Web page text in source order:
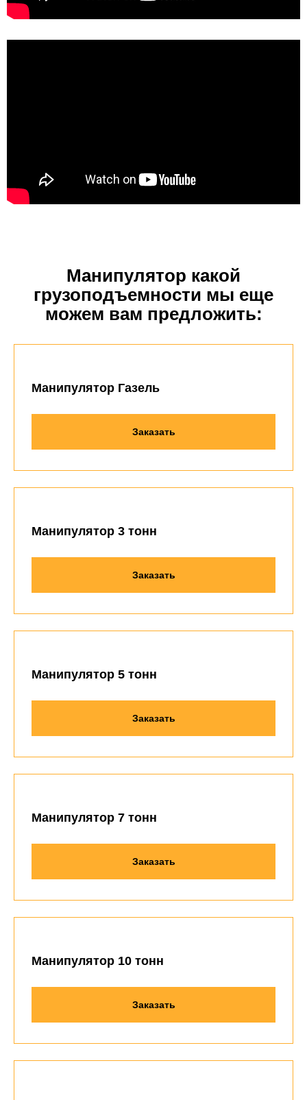
Манипулятор какой
грузоподъемности мы еще
можем вам предложить:
Манипулятор Газель
Заказать
Манипулятор 3 тонн
Заказать
Манипулятор 5 тонн
Заказать
Манипулятор 7 тонн
Заказать
Манипулятор 10 тонн
Заказать